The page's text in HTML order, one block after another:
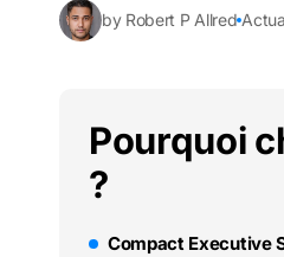
by Robert P Allred
Pourquoi
?
Compact Executive